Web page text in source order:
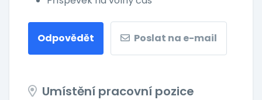
Odpovědět Poslat na e-mail
Umístění pracovní pozice